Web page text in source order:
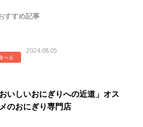
すすめ記事
べる
2024.08.05
おいしいおにぎりへの近道」オス
のおにぎり専門店